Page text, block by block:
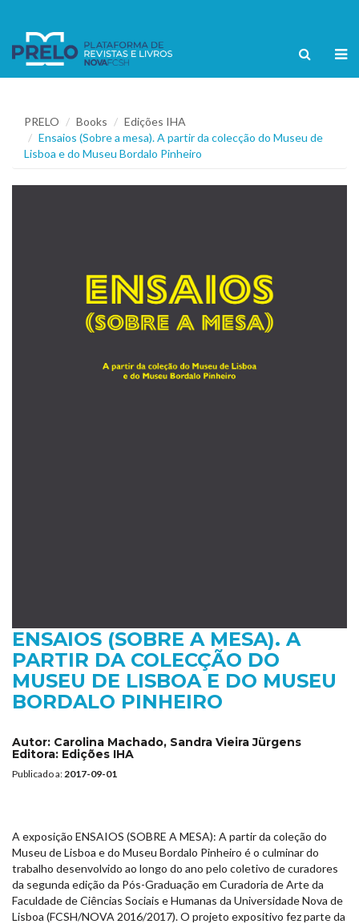
PRELO Books
Edições IHA
Ensaios (Sobre a mesa). A partir da colecção do Museu de
Lisboa e do Museu Bordalo Pinheiro
ENSAIOS (SOBRE A MESA). A
PARTIR DA COLECÇÃO DO
MUSEU DE LISBOA E DO MUSEU
BORDALO PINHEIRO
Autor: Carolina Machado, Sandra Vieira Jürgens
Editora: Edições IHA
Publicado a: 2017-09-01
A exposição ENSAIOS (SOBRE A MESA): A partir da coleção do
Museu de Lisboa e do Museu Bordalo Pinheiro é o culminar do
trabalho desenvolvido ao longo do ano pelo coletivo de curadores
da segunda edição da Pós-Graduação em Curadoria de Arte da
Faculdade de Ciências Sociais e Humanas da Universidade Nova de
Lisboa (FCSH/NOVA 2016/2017). O projeto expositivo fez parte da